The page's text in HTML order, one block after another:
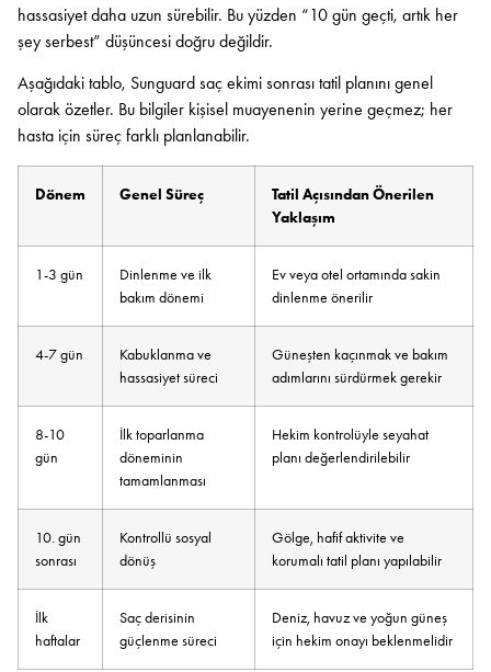
hassasiyet daha uzun sürebilir. Bu yüzden “10 gün geçti, artık her
şey serbest” düşüncesi doğru değildir.
Aşağıdaki tablo, Sunguard saç ekimi sonrası tatil planını genel
olarak özetler. Bu bilgiler kişisel muayenenin yerine geçmez; her
hasta için süreç farklı planlanabilir.
Dönem Genel Süreç
Tatil Açısından Önerilen
Yaklaşım
1-3 gün
Dinlenme ve ilk
bakım dönemi
Ev veya otel ortamında sakin
dinlenme önerilir
4-7 gün
Kabuklanma ve
hassasiyet süreci
Güneşten kaçınmak ve bakım
adımlarını sürdürmek gerekir
8-10
gün
İlk toparlanma
döneminin
tamamlanması
Hekim kontrolüyle seyahat
planı değerlendirilebilir
10. gün
sonrası
Kontrollü sosyal
dönüş
Gölge, hafif aktivite ve
korumalı tatil planı yapılabilir
İlk
haftalar
Saç derisinin
güçlenme süreci
Deniz, havuz ve yoğun güneş
için hekim onayı beklenmelidir